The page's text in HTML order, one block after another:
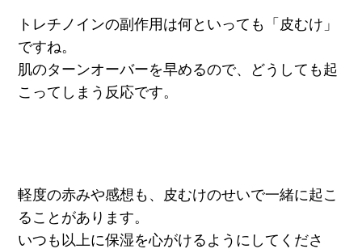
トレチノインの副作用は何といっても「皮むけ」
ですね。
肌のターンオーバーを早めるので、どうしても起
こってしまう反応です。
軽度の赤みや感想も、皮むけのせいで一緒に起こ
ることがあります。
いつも以上に保湿を心がけるようにしてくださ